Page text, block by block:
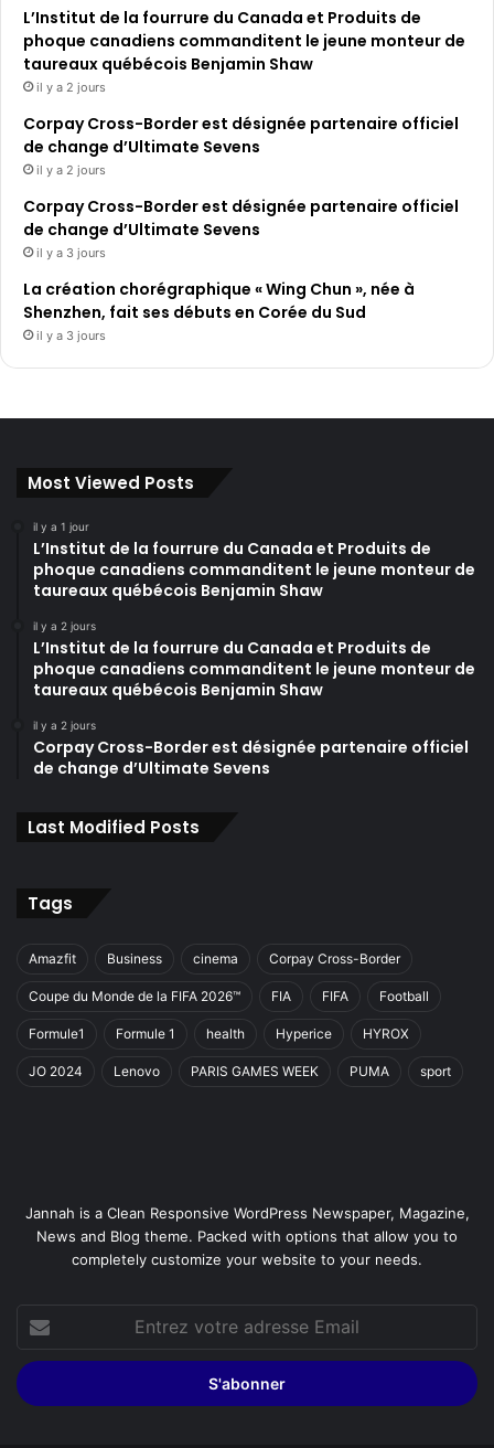
L’Institut de la fourrure du Canada et Produits de
phoque canadiens commanditent le jeune monteur de
taureaux québécois Benjamin Shaw
il y a 2 jours
Corpay Cross-Border est désignée partenaire officiel
de change d’Ultimate Sevens
il y a 2 jours
Corpay Cross-Border est désignée partenaire officiel
de change d’Ultimate Sevens
il y a 3 jours
La création chorégraphique « Wing Chun », née à
Shenzhen, fait ses débuts en Corée du Sud
il y a 3 jours
Most Viewed Posts
il y a 1 jour
L’Institut de la fourrure du Canada et Produits de
phoque canadiens commanditent le jeune monteur de
taureaux québécois Benjamin Shaw
il y a 2 jours
L’Institut de la fourrure du Canada et Produits de
phoque canadiens commanditent le jeune monteur de
taureaux québécois Benjamin Shaw
il y a 2 jours
Corpay Cross-Border est désignée partenaire officiel
de change d’Ultimate Sevens
Last Modified Posts
Tags
Amazfit Business cinema Corpay Cross-Border
Coupe du Monde de la FIFA 2026™ FIA FIFA Football
Formule1 Formule 1 health Hyperice HYROX
JO 2024 Lenovo PARIS GAMES WEEK PUMA sport
Jannah is a Clean Responsive WordPress Newspaper, Magazine,
News and Blog theme. Packed with options that allow you to
completely customize your website to your needs.
votre
adresse
Email